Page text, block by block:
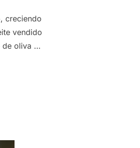
creciendo
vendido
de oliva …
SITÚA LAS EXPORTACIONES